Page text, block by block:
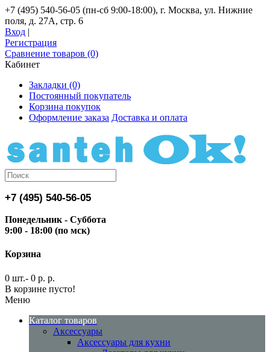
+7 (495) 540-56-05 (пн-сб 9:00-18:00), г. Москва, ул. Нижние
поля, д. 27А, стр. 6
Вход |
Регистрация
Сравнение товаров (0)
Кабинет
Закладки (0)
Постоянный покупатель
Корзина покупок
Оформление заказа Доставка и оплата
+7 (495) 540-56-05
Понедельник - Суббота
9:00 - 18:00 (по мск)
Корзина
0 шт.- 0 р. р.
В корзине пусто!
Меню
Каталог товаров
Аксессуары
Аксессуары для кухни